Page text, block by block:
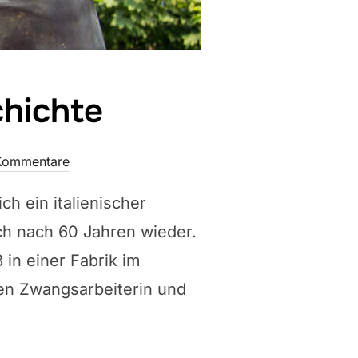
ein italienischer
nach 60 Jahren wieder.
in einer Fabrik im
Zwangsarbeiterin und